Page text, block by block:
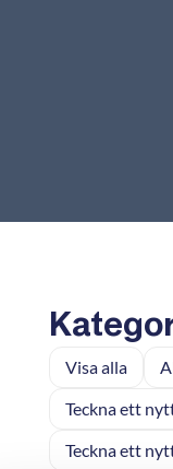
Visa alla
Teckna ett
Teckna ett